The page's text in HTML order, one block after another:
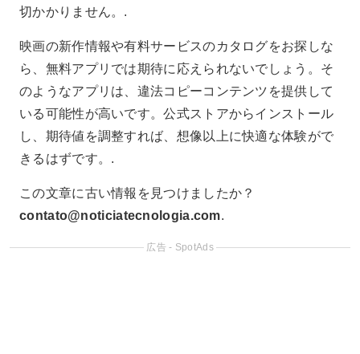
切かかりません。.
映画の新作情報や有料サービスのカタログをお探しな
ら、無料アプリでは期待に応えられないでしょう。そ
のようなアプリは、違法コピーコンテンツを提供して
いる可能性が高いです。公式ストアからインストール
し、期待値を調整すれば、想像以上に快適な体験がで
きるはずです。.
この文章に古い情報を見つけましたか？
contato@noticiatecnologia.com.
広告 - SpotAds